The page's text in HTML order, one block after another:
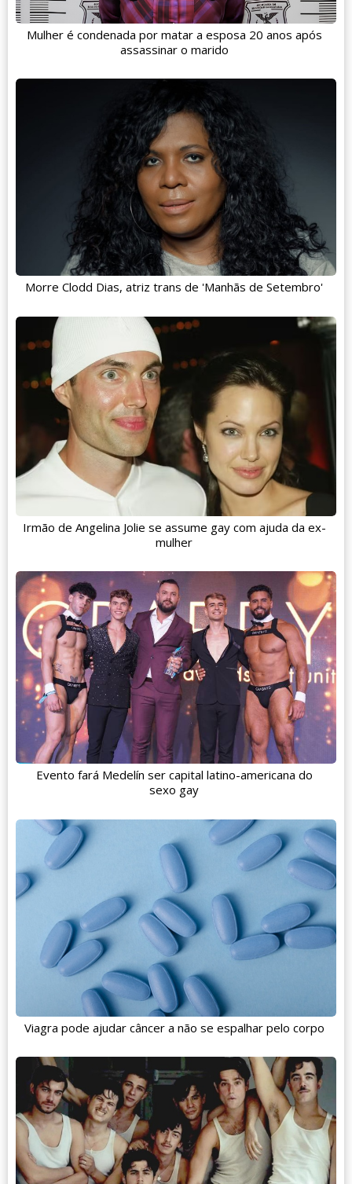
Mulher é condenada por matar a esposa 20 anos após
assassinar o marido
Morre Clodd Dias, atriz trans de 'Manhãs de Setembro'
Irmão de Angelina Jolie se assume gay com ajuda da ex-
mulher
Evento fará Medelín ser capital latino-americana do
sexo gay
Viagra pode ajudar câncer a não se espalhar pelo corpo